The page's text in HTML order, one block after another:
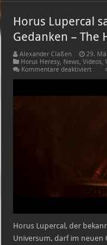
Horus Lupercal
Gedanken – The
Alexander Claßen
29.
Horus Heresy, News,Videos,
Kommentare deaktiviertfür
Heresy
Horus Lupercal, der
Universum, darf im neuen